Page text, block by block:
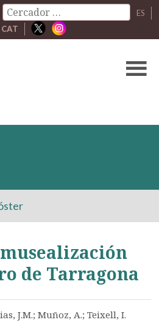
ES
CAT
de Tarragona
J.M.; Muñoz, A.; Teixell, I.